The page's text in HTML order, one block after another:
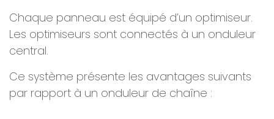
Chaque panneau est équipé d’un optimiseur.
Les optimiseurs sont connectés à un onduleur
central.
Ce système présente les avantages suivants
par rapport à un onduleur de chaîne :